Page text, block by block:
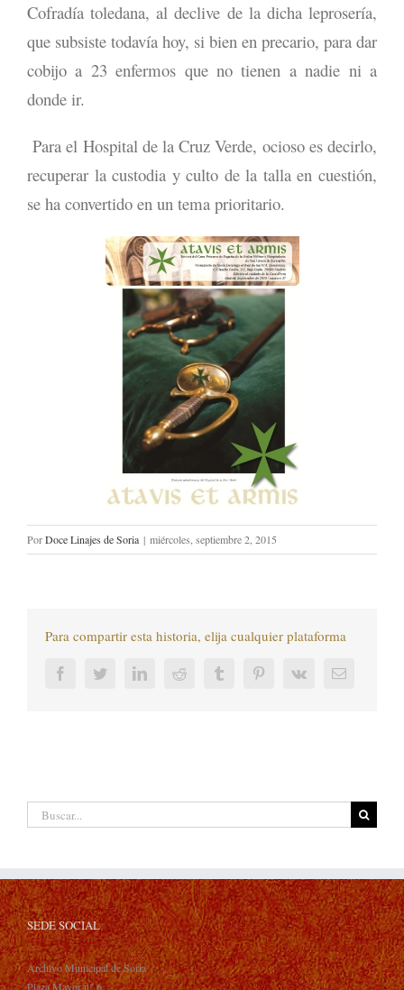
Cofradía toledana, al declive de la dicha leprosería,
que subsiste todavía hoy, si bien en precario, para dar
cobijo a 23 enfermos que no tienen a nadie ni a
donde ir.
Para el Hospital de la Cruz Verde, ocioso es decirlo,
recuperar la custodia y culto de la talla en cuestión,
se ha convertido en un tema prioritario.
PorDoce Linajes de Soria | miércoles, septiembre 2, 2015
Para compartir esta historia, elija cualquier plataforma
FacebookTwitterLinkedInReddit Tumblr PinterestVk
Correo
Buscar:
SEDE SOCIAL
Archivo Municipal de Soria
Plaza Mayor n° 6